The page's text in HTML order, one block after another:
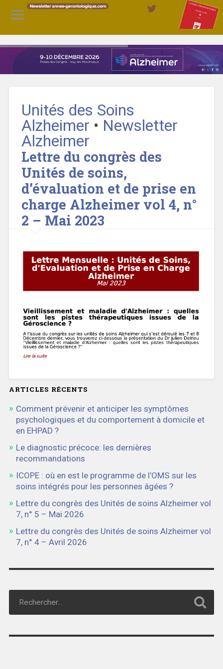
Unités des Soins
Alzheimer • Newsletter
Alzheimer
Lettre du congrès des
Unités de soins,
d’évaluation et de prise en
charge Alzheimer vol 4, n°
2 – Mai 2023
ARTICLES RÉCENTS
Comment prévenir et anticiper les symptômes
psychologiques et du comportement à domicile et
en EHPAD ?
Le diagnostic précoce: les dernières
recommandations
ICOPE : où en est le programme de l’OMS sur les
soins intégrés pour les personnes âgées ?
Lettre du congrès des Unités de soins Alzheimer vol
7, n° 5 – Mai 2026
Lettre du congrès des Unités de soins Alzheimer vol
7, n° 4 – Avril 2026